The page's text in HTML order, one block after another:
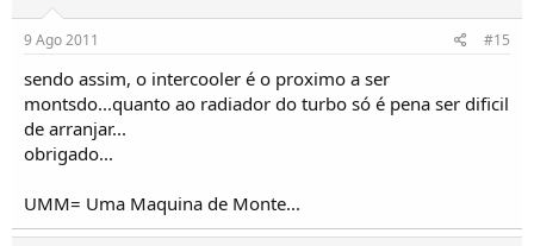
9 Ago 2011 #15
sendo assim, o intercooler é o proximo a ser
montsdo...quanto ao radiador do turbo só é pena ser dificil
de arranjar...
obrigado...
UMM= Uma Maquina de Monte...